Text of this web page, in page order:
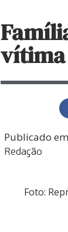
Publicado em
Redação
Foto: